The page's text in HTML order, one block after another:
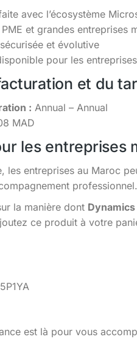
avec l’écosystème
et grandes entreprises
et évolutive
pour les
et du
: Annual – Annual
MAD
les entreprises
les entreprises au Maroc
la manière dont
ce produit à votre
est là pour vous